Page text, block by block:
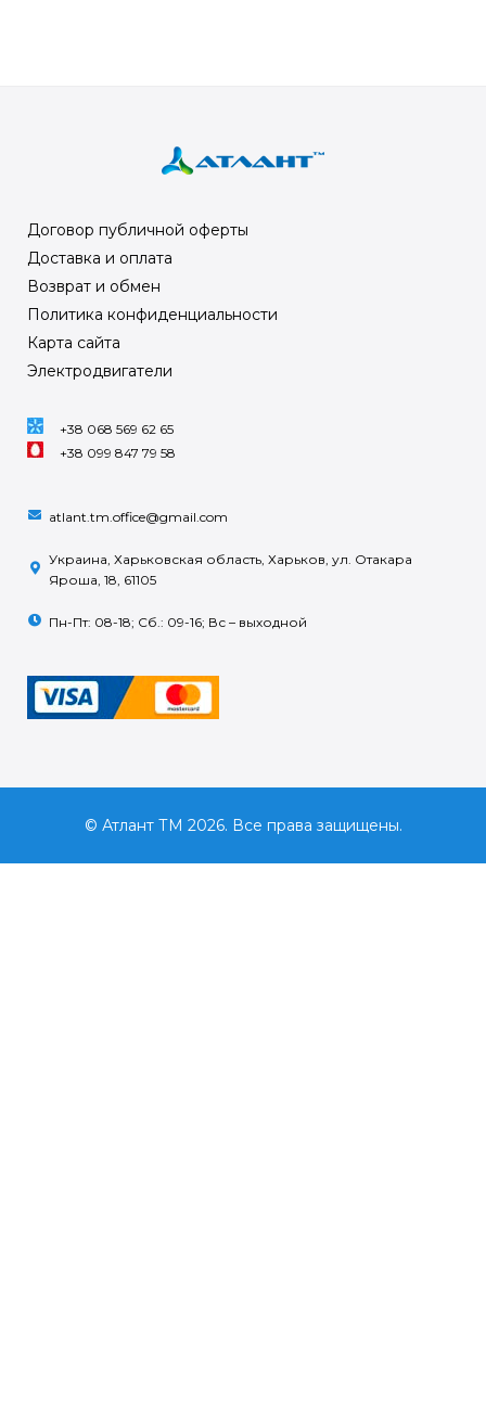
Договор публичной оферты
Доставка и оплата
Возврат и обмен
Политика конфиденциальности
Карта сайта
Электродвигатели
+38 068 569 62 65
+38 099 847 79 58
atlant.tm.office@gmail.com
Украина, Харьковская область, Харьков, ул. Отакара
Яроша, 18, 61105
Пн-Пт: 08-18; Сб.: 09-16; Вс – выходной
© Атлант ТМ 2026. Все права защищены.